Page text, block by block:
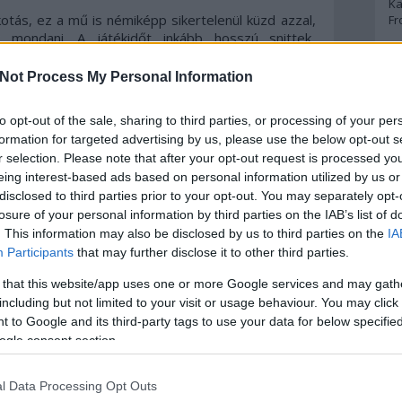
Process My Personal Information
opt-out of the sale, sharing to third parties, or processing of your
for targeted advertising by us, please use the below opt-out
selection. Please note that after your opt-out request is processed
interest-based ads based on personal information utilized by us
to third parties prior to your opt-out. You may separately
of your personal information by third parties on the IAB’s list of
This information may also be disclosed by us to third parties on the
Participants that may further disclose it to other third parties.
that this website/app uses one or more Google services and may
but not limited to your visit or usage behaviour. You may
to Google and its third-party tags to use your data for below
consent section.
Data Processing Opt Outs
ez a mű is némiképp sikertelenül küzd azzal,
A játékidőt inkább hosszú snittek,
jelenetek töltik meg, szereplőink pedig
egymás mellett. De amikor kinyitják a szájukat,
már a komikum határán egyensúlyozóan
pufogtatnak egymás felé.
hogy az atmoszféra viszont tényleg
az időként bizarr, de mégis működő
még egy vékony történet mellett is
bizonyítja, hogy az utóbbi időben kissé
de még őt is elhomályosítja Robert Pattinson, aki
karakterét.
átértékelik az összes addigi eseményt, és
ügyetlenül megírt dialógusok is egy pazar
az az egészen furcsa helyzet áll elő, hogy a
jobban lehet élvezni a filmet, mint egészen
a tökéletesség határát is súrolhatná ez a
egy jó adag hiányérzet és egy kisebb csalódás